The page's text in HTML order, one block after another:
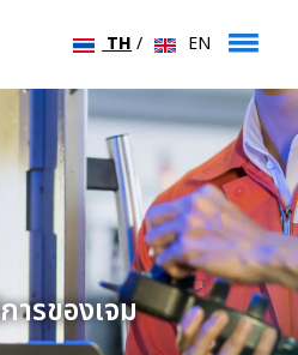
TH/ EN
ารของเจม